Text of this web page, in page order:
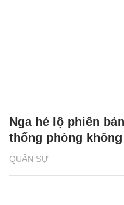
QUÂN SỰ
Nga hé lộ phiên
thống phòng